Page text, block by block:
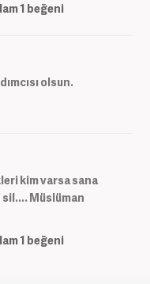
1 beğeni
olsun.
kim varsa sana
Müslüman
1 beğeni